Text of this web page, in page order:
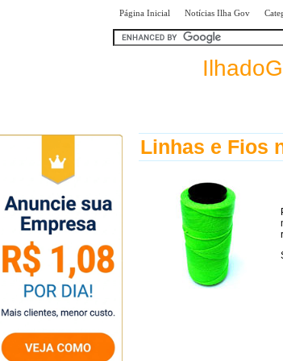
Página Inicial Notícias Ilha Gov
Linhas e Fios